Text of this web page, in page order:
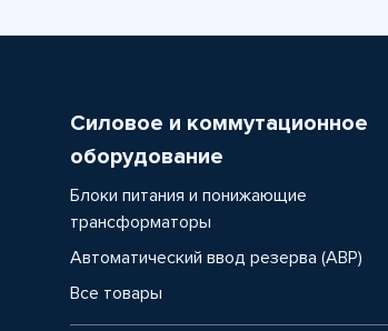
Силовое и коммутационное
оборудование
Блоки питания и понижающие
трансформаторы
Автоматический ввод резерва (АВР)
Все товары